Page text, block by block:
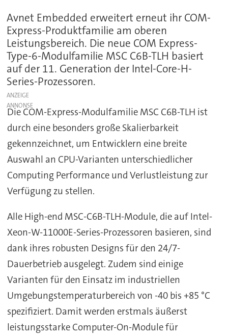
Avnet Embedded erweitert erneut ihr COM-
Express-Produktfamilie am oberen
Leistungsbereich. Die neue COM Express-
Type-6-Modulfamilie MSC C6B-TLH basiert
auf der 11. Generation der Intel-Core-H-
Series-Prozessoren.
ANZEIGE
Die COM-Express-Modulfamilie MSC C6B-TLH ist
durch eine besonders große Skalierbarkeit
gekennzeichnet, um Entwicklern eine breite
Auswahl an CPU-Varianten unterschiedlicher
Computing Performance und Verlustleistung zur
Verfügung zu stellen.
Alle High-end MSC-C6B-TLH-Module, die auf Intel-
Xeon-W-11000E-Series-Prozessoren basieren, sind
dank ihres robusten Designs für den 24/7-
Dauerbetrieb ausgelegt. Zudem sind einige
Varianten für den Einsatz im industriellen
Umgebungstemperaturbereich von -40 bis +85 °C
spezifiziert. Damit werden erstmals äußerst
leistungsstarke Computer-On-Module für